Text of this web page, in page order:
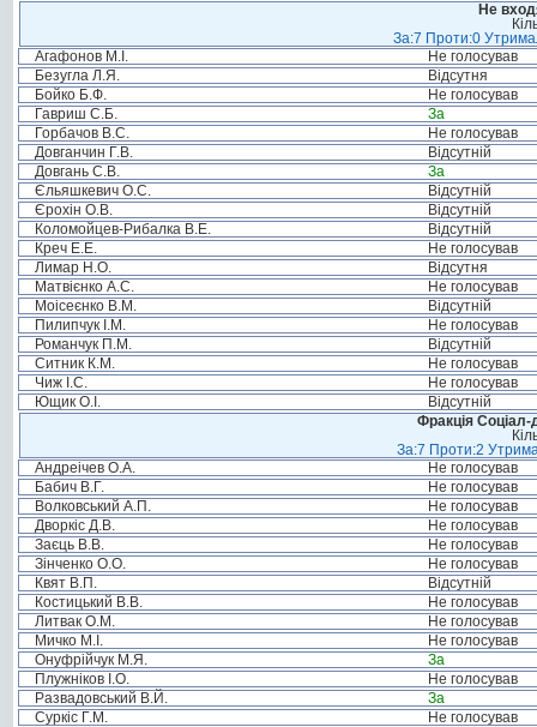
Не
За:7 Проти:0
Агафонов М.І.
Не голосував
Безугла Л.Я.
Відсутня
Бойко Б.Ф.
Не голосував
Гавриш С.Б.
За
Горбачов В.С.
Не голосував
Довганчин Г.В.
Відсутній
Довгань С.В.
За
Єльяшкевич О.С.
Відсутній
Єрохін О.В.
Відсутній
Коломойцев-Рибалка В.Е.
Відсутній
Креч Е.Е.
Не голосував
Лимар Н.О.
Відсутня
Матвієнко А.С.
Не голосував
Моісеєнко В.М.
Відсутній
Пилипчук І.М.
Не голосував
Романчук П.М.
Відсутній
Ситник К.М.
Не голосував
Чиж І.С.
Не голосував
Ющик О.І.
Відсутній
Фракція Соціал-
За:7 Проти:2
Андреічев О.А.
Не голосував
Бабич В.Г.
Не голосував
Волковський А.П.
Не голосував
Дворкіс Д.В.
Не голосував
Заєць В.В.
Не голосував
Зінченко О.О.
Не голосував
Квят В.П.
Відсутній
Костицький В.В.
Не голосував
Литвак О.М.
Не голосував
Мичко М.І.
Не голосував
Онуфрійчук М.Я.
За
Плужніков І.О.
Не голосував
Развадовський В.Й.
За
Суркіс Г.М.
Не голосував